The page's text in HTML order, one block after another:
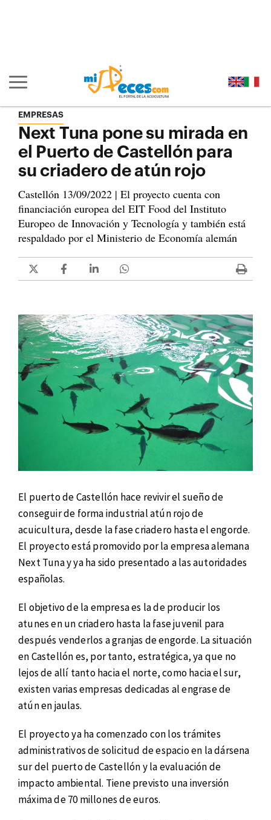
Mostrar/ocultar navegación principal
EMPRESAS
Next Tuna pone su mirada en
el Puerto de Castellón para
su criadero de atún rojo
Castellón 13/09/2022 | El proyecto cuenta con
financiación europea del EIT Food del Instituto
Europeo de Innovación y Tecnología y también está
respaldado por el Ministerio de Economía alemán
El puerto de Castellón hace revivir el sueño de
conseguir de forma industrial atún rojo de
acuicultura, desde la fase criadero hasta el engorde.
El proyecto está promovido por la empresa alemana
Next Tuna y ya ha sido presentado a las autoridades
españolas.
El objetivo de la empresa es la de producir los
atunes en un criadero hasta la fase juvenil para
después venderlos a granjas de engorde. La situación
en Castellón es, por tanto, estratégica, ya que no
lejos de allí tanto hacia el norte, como hacia el sur,
existen varias empresas dedicadas al engrase de
atún en jaulas.
El proyecto ya ha comenzado con los trámites
administrativos de solicitud de espacio en la dársena
sur del puerto de Castellón y la evaluación de
impacto ambiental. Tiene previsto una inversión
máxima de 70 millones de euros.